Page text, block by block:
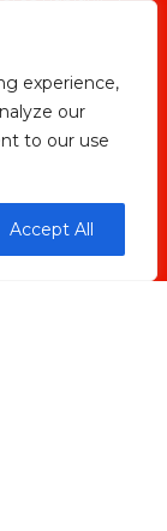
experience,
our
to our use
Accept All